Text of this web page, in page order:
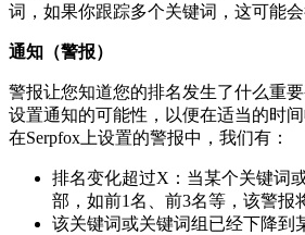
词，如果你跟踪多个关键词，这可能会
通知（警报）
警报让您知道您的排名发生了什么重
设置通知的可能性，以便在适当的时
在Serpfox上设置的警报中，我们有：
排名变化超过X：当某个关键词
部，如前1名、前3名等，该警报
该关键词或关键词组已经下降到